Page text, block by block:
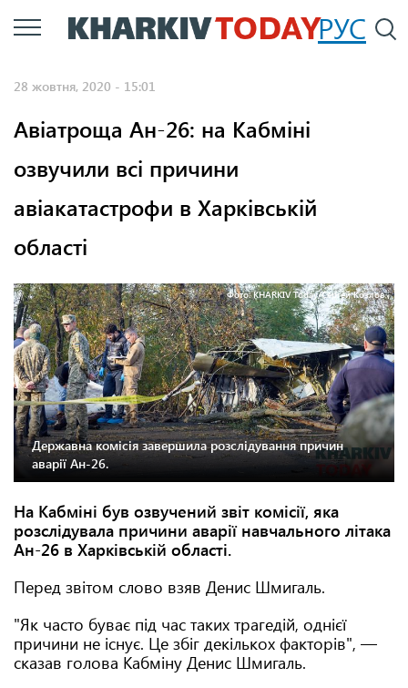
Перейти
до
РУС
28 жовтня, 2020 - 15:01
Авіатроща Ан-26: на Кабміні
озвучили всі причини
авіакатастрофи в Харківській
області
Фото: KHARKIV Today/Сергей Козлов
Державна комісія завершила розслідування причин
аварії Ан-26.
На Кабміні був озвучений звіт комісії, яка
розслідувала причини аварії навчального літака
Ан-26 в Харківській області.
Перед звітом слово взяв Денис Шмигаль.
"Як часто буває під час таких трагедій, однієї
причини не існує. Це збіг декількох факторів", —
сказав голова Кабміну Денис Шмигаль.